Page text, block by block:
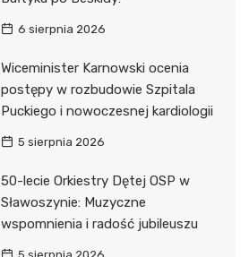
6 sierpnia 2026
Wiceminister Karnowski ocenia
postępy w rozbudowie Szpitala
Puckiego i nowoczesnej kardiologii
5 sierpnia 2026
50-lecie Orkiestry Dętej OSP w
Sławoszynie: Muzyczne
wspomnienia i radość jubileuszu